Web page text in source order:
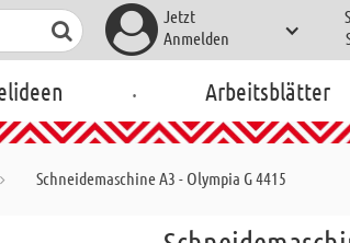
Jetzt
Anmelden
. Arbeitsblätter
Schneidemaschine A3 - Olympia G 4415